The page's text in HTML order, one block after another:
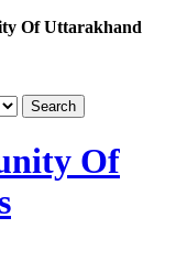
Of Uttarakhand
Of